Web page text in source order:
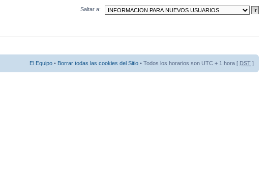
Saltar a:
El Equipo • Borrar todas las cookies del Sitio • Todos los horarios son UTC + 1 hora [ DST ]